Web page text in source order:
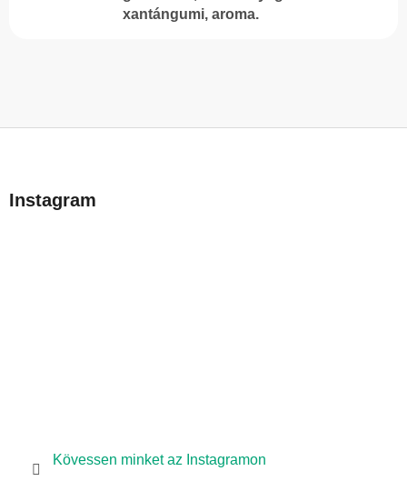
xantángumi, aroma.
Instagram
Kövessen minket az Instagramon